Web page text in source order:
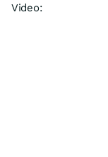
Video: